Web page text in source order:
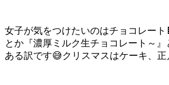
女子が気をつけたいのはチョコレート
とか『濃厚ミルク生チョコレート～
ある訳です😅クリスマスはケーキ、正